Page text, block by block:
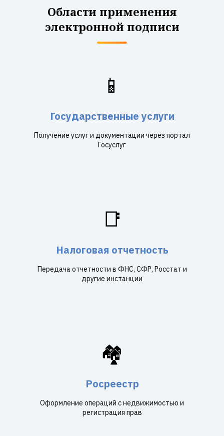
Области применения
электронной подписи
📱
Государственные услуги
Получение услуг и документации через портал
Госуслуг
📑
Налоговая отчетность
Передача отчетности в ФНС, СФР, Росстат и
другие инстанции
🏘️
Росреестр
Оформление операций с недвижимостью и
регистрация прав